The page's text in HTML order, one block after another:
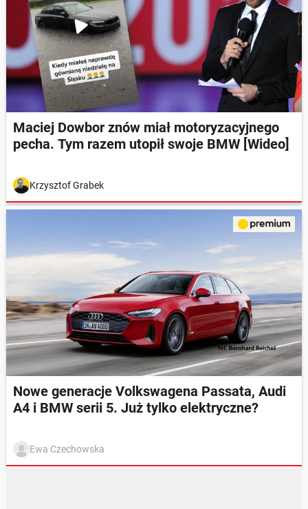
Maciej Dowbor znów miał motoryzacyjnego
pecha. Tym razem utopił swoje BMW [Wideo]
Krzysztof Grabek
Nowe generacje Volkswagena Passata, Audi
A4 i BMW serii 5. Już tylko elektryczne?
Ewa Czechowska